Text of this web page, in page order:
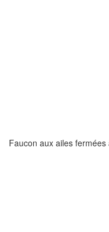
Faucon aux ailes